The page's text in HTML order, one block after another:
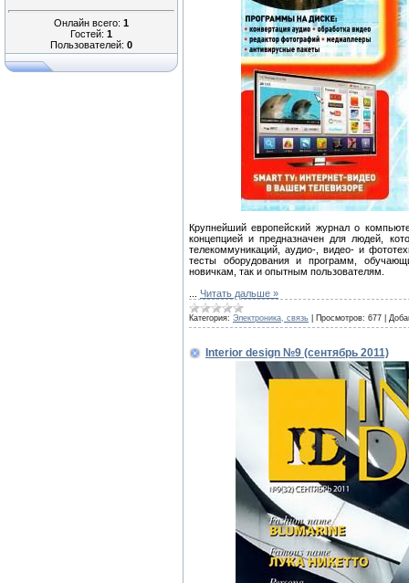
Онлайн всего: 1
Гостей: 1
Пользователей: 0
Крупнейший европейский журнал о
концепцией и предназначен для людей,
телекоммуникаций, аудио-, видео- и
тесты оборудования и программ,
новичкам, так и опытным пользователям.
Читать дальше »
Категория: Электроника, связь Просмотров: 677
Interior design №9 (сентябрь 2011)